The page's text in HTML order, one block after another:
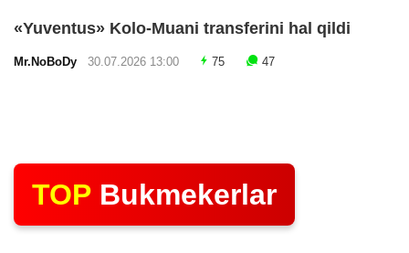
«Yuventus» Kolo-Muani transferini hal qildi
Mr.NoBoDy 30.07.2026 13:00 75 47
TOP Bukmekerlar